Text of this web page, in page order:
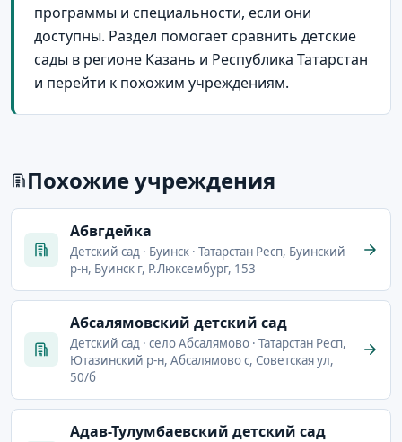
программы и специальности, если они
доступны. Раздел помогает сравнить детские
сады в регионе Казань и Республика Татарстан
и перейти к похожим учреждениям.
Похожие учреждения
Абвгдейка
Детский сад · Буинск · Татарстан Респ, Буинский
р-н, Буинск г, Р.Люксембург, 153
Абсалямовский детский сад
Детский сад · село Абсалямово · Татарстан Респ,
Ютазинский р-н, Абсалямово с, Советская ул,
50/б
Адав-Тулумбаевский детский сад